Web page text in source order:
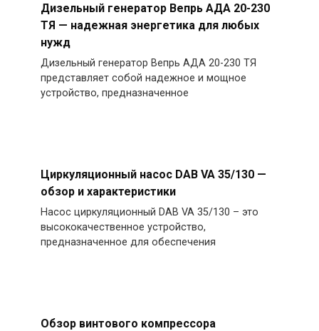
Дизельный генератор Вепрь АДА 20-230
ТЯ — надежная энергетика для любых
нужд
Дизельный генератор Вепрь АДА 20-230 ТЯ
представляет собой надежное и мощное
устройство, предназначенное
Циркуляционный насос DAB VA 35/130 —
обзор и характеристики
Насос циркуляционный DAB VA 35/130 – это
высококачественное устройство,
предназначенное для обеспечения
Обзор винтового компрессора